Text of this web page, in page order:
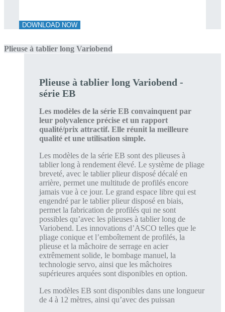
DOWNLOAD NOW
Plieuse à tablier long Variobend
Plieuse à tablier long Variobend -
série EB
Les modèles de la série EB convainquent par
leur polyvalence précise et un rapport
qualité/prix attractif. Elle réunit la meilleure
qualité et une utilisation simple.
Les modèles de la série EB sont des plieuses à
tablier long à rendement élevé. Le système de pliage
breveté, avec le tablier plieur disposé décalé en
arrière, permet une multitude de profilés encore
jamais vue à ce jour. Le grand espace libre qui est
engendré par le tablier plieur disposé en biais,
permet la fabrication de profilés qui ne sont
possibles qu’avec les plieuses à tablier long de
Variobend. Les innovations d’ASCO telles que le
pliage conique et l’emboîtement de profilés, la
plieuse et la mâchoire de serrage en acier
extrêmement solide, le bombage manuel, la
technologie servo, ainsi que les mâchoires
supérieures arquées sont disponibles en option.
Les modèles EB sont disponibles dans une longueur
de 4 à 12 mètres, ainsi qu’avec des puissan